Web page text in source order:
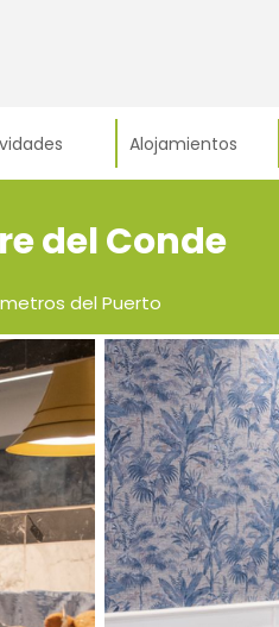
Alojamientos
del Conde
del Puerto